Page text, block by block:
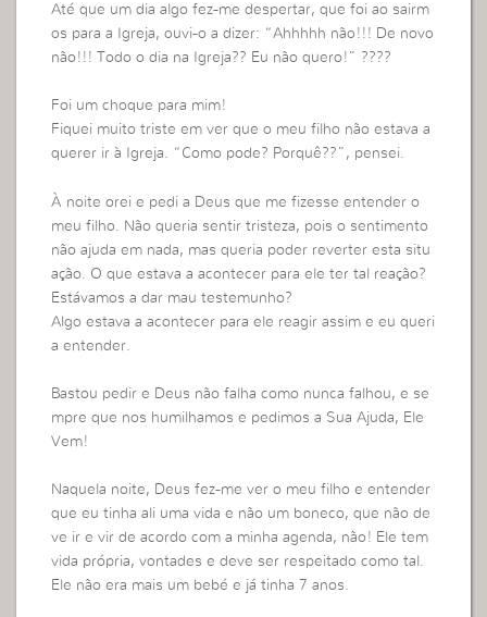
Até que um dia algo fez-me despertar, que foi ao sairm
os para a Igreja, ouvi-o a dizer: “Ahhhhh não!!! De novo
não!!! Todo o dia na Igreja?? Eu não quero!” ????
Foi um choque para mim!
Fiquei muito triste em ver que o meu filho não estava a
querer ir à Igreja. “Como pode? Porquê??”, pensei.
À noite orei e pedi a Deus que me fizesse entender o
meu filho. Não queria sentir tristeza, pois o sentimento
não ajuda em nada, mas queria poder reverter esta situ
ação. O que estava a acontecer para ele ter tal reação?
Estávamos a dar mau testemunho?
Algo estava a acontecer para ele reagir assim e eu queri
a entender.
Bastou pedir e Deus não falha como nunca falhou, e se
mpre que nos humilhamos e pedimos a Sua Ajuda, Ele
Vem!
Naquela noite, Deus fez-me ver o meu filho e entender
que eu tinha ali uma vida e não um boneco, que não de
ve ir e vir de acordo com a minha agenda, não! Ele tem
vida própria, vontades e deve ser respeitado como tal.
Ele não era mais um bebé e já tinha 7 anos.